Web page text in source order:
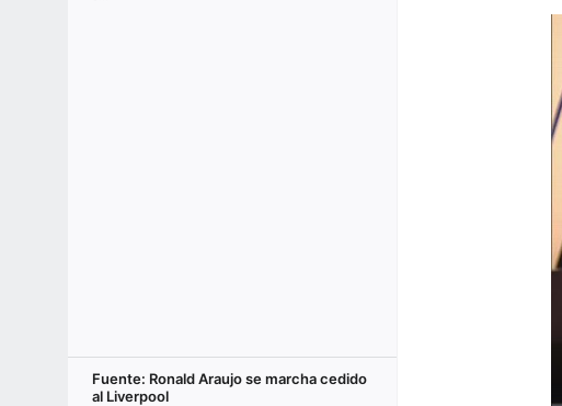
Fuente: Ronald Araujo se marcha cedido
al Liverpool